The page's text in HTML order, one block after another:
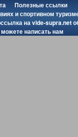
Полезные ссылки
и спортивном
наvide-supra.net
написать нам